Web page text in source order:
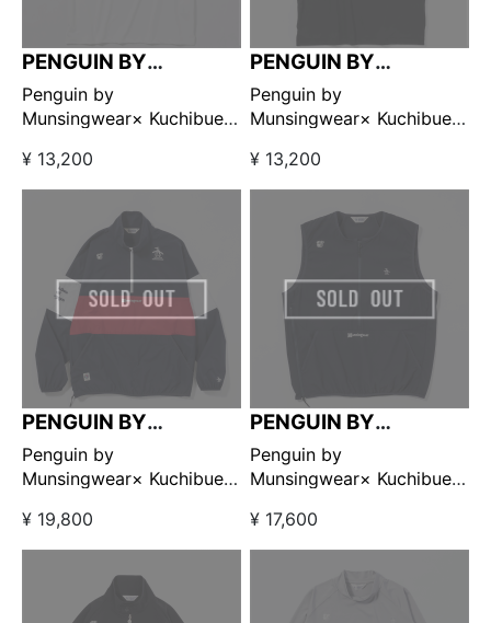
PENGUIN BY
MUNSINGWEAR
Penguin by
Munsingwear× Kuchibue
ック ホワイト【GO/LOOK!
限定販売】
¥ 13,200
PENGUIN BY
MUNSINGWEAR
Penguin by
Munsingwear× Kuchibue
ック ブラック【GO/LOOK!
限定販売】
¥ 13,200
PENGUIN BY
MUNSINGWEAR
Penguin by
Munsingwear× Kuchibue
ップブルゾン ネイビー×レ
ッド 【GO/LOOK!限定販
¥ 19,800
PENGUIN BY
MUNSINGWEAR
Penguin by
Munsingwear× Kuchibue
リティプルオーバーベスト
ネイビー 【GO/LOOK!限定
¥ 17,600